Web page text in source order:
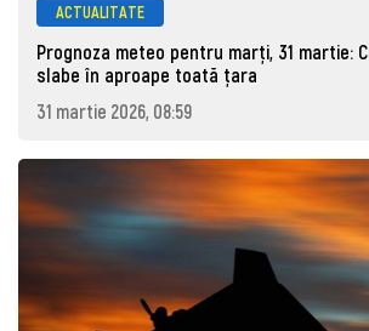
ACTUALITATE
Prognoza meteo pentru marţi, 31 martie:
slabe în aproape toată țara
31 martie 2026, 08:59